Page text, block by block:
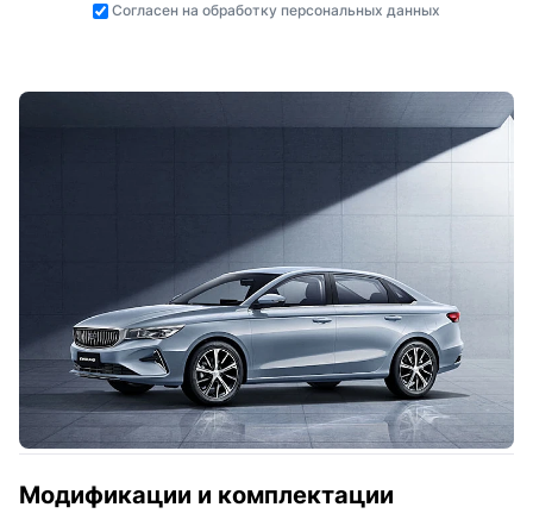
Согласен на обработку персональных данных
Модификации и комплектации